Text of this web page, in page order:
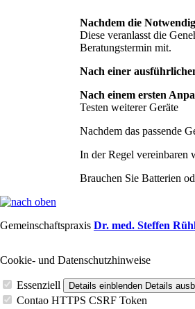
Nachdem die
Diese veranlasst die
Beratungstermin mit.
Nach einer
Nach einem ersten
Testen weiterer Geräte
Nachdem das passende
In der Regel vereinbaren
Brauchen Sie Batterien
Gemeinschaftspraxis Dr. med. Steffen
Cookie- und Datenschutzhinweise
Essenziell Details einblenden Details
Contao HTTPS CSRF Token